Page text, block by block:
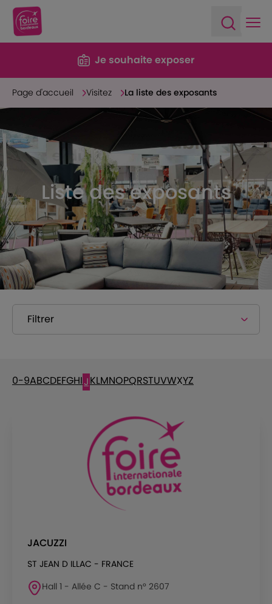
Je souhaite exposer
Page d'accueil Visitez La liste des exposants
Liste des exposants
Filtrer
0-9ABCDEFGHIJKLMNOPQRSTUVWXYZ
JACUZZI
ST JEAN D ILLAC - FRANCE
Hall 1 - Allée C - Stand n° 2607